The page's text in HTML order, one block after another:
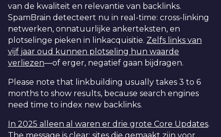
van de kwaliteit en relevantie van backlinks.
SpamBrain detecteert nu in real-time: cross-linking
netwerken, onnatuurlijke ankerteksten, en
plotselinge pieken in linkacquisitie. Zelfs links van
vijf jaar oud kunnen plotseling hun waarde
verliezen—of erger, negatief gaan bijdragen.
Please note that linkbuilding usually takes 3 to 6
months to show results, because search engines
need time to index new backlinks.
In 2025 alleen al waren er drie grote Core Updates.